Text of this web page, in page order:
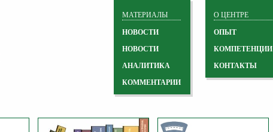
О ЦЕНТРЕ
ОПЫТ
КОМПЕТЕНЦИИ
КОНТАКТЫ
МАТЕРИАЛЫ
НОВОСТИ
НОВОСТИ
АНАЛИТИКА
КОММЕНТАРИИ